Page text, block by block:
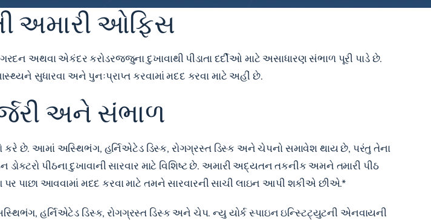
અમારી ઓફિસ
અથવા એકંદર કરોડરજ્જુના દુખાવાથી પીડાતા દર્દીઓ માટે અસાધારણ સંભાળ પૂરી પાડે છે.
સુધારવા અને પુનઃપ્રાપ્ત કરવામાં મદદ કરવા માટે અહીં છે.
અને સંભાળ
કરે છે. આમાં અસ્થિભંગ, હર્નિએટેડ ડિસ્ક, રોગગ્રસ્ત ડિસ્ક અને ચેપનો સમાવેશ થાય છે, પરંતુ તેના
ડોકટરો પીઠના દુખાવાની સારવાર માટે વિશિષ્ટ છે. અમારી અદ્યતન તકનીક અમને તમારી પીઠ
પાછા આવવામાં મદદ કરવા માટે તમને સારવારની સાચી લાઇન આપી શકીએ છીએ.*
હર્નિએટેડ ડિસ્ક, રોગગ્રસ્ત ડિસ્ક અને ચેપ. ન્યુ યોર્ક સ્પાઇન ઇન્સ્ટિટ્યુટની એનવાયની